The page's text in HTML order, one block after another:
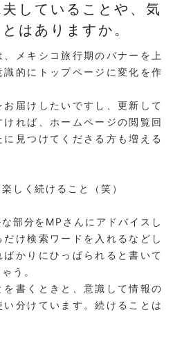
していることや、 気
はありますか。
メキシコ旅行期のバナーを上
的にトップページに変化を作
届けしたいですし、更新して
れば、ホームページの閲覧回
見つけてくださる方も増える
しく続けること（笑）
部分をMPさんにアドバイスし
け検索ワードを入れるなどし
かりにひっぱられると書いて
う。
書くときと、意識して情報の
分けています。続けることは